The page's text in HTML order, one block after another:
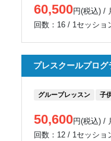
60,500円(税込) /
回数：16 / 1セッショ
プレスクールプログ
グループレッスン 子
50,600円(税込) /
回数：12 / 1セッショ